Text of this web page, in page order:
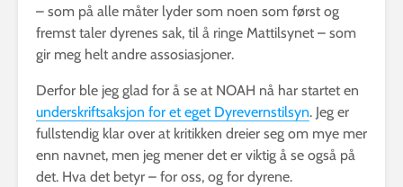
– som på alle måter lyder som noen som først og
fremst taler dyrenes sak, til å ringe Mattilsynet – som
gir meg helt andre assosiasjoner.
Derfor ble jeg glad for å se at NOAH nå har startet en
underskriftsaksjon for et eget Dyrevernstilsyn. Jeg er
fullstendig klar over at kritikken dreier seg om mye mer
enn navnet, men jeg mener det er viktig å se også på
det. Hva det betyr – for oss, og for dyrene.